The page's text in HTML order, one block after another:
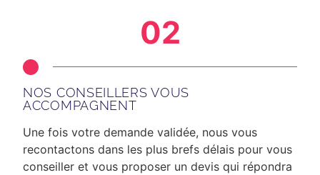
02
NOS CONSEILLERS VOUS
ACCOMPAGNENT
Une fois votre demande validée, nous vous
recontactons dans les plus brefs délais pour vous
conseiller et vous proposer un devis qui répondra